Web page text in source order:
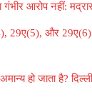
आरोप नहीं:
29ए(5), और 29ए(6)
हो जाता है? दिल्ली